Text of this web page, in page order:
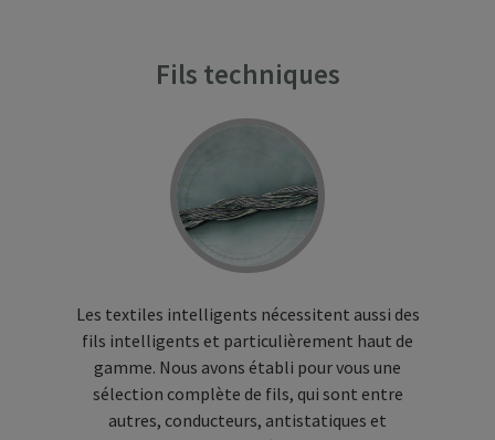
Fils techniques
Les textiles intelligents nécessitent aussi des
fils intelligents et particulièrement haut de
gamme. Nous avons établi pour vous une
sélection complète de fils, qui sont entre
autres, conducteurs, antistatiques et